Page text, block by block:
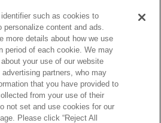
Do Not Sell or Share My
Personal Information
ソーシャルメディアポリシー
お問い合わせ
such as cookies to
personalize content and ads.
more details about how we use
period of each cookie. We may
your use of our website
partners, who may
that you have provided to
from your use of their
not set and use cookies for our
Please click “Reject All